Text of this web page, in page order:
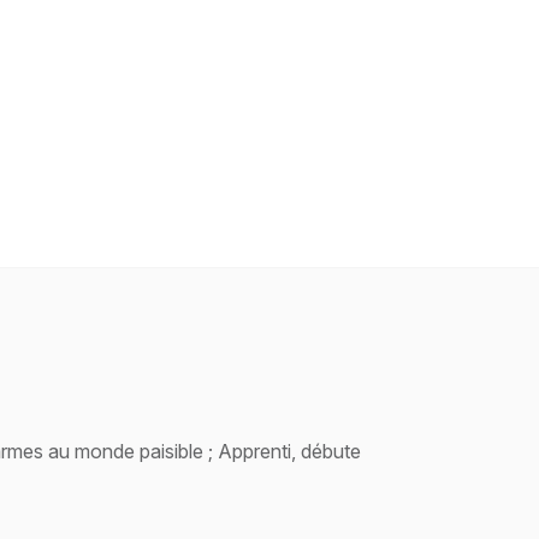
au monde paisible ; Apprenti, débute